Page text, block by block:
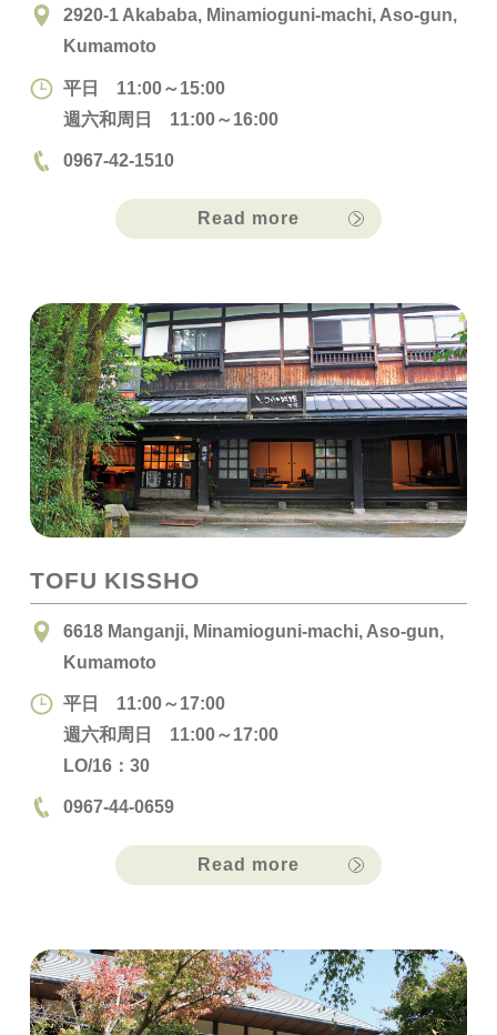
Read more
2920-1 Akababa, Minamioguni-machi, Aso-gun,
Kumamoto
平日 11:00～15:00
週六和周日 11:00～16:00
0967-42-1510
TOFU KISSHO
Read more
6618 Manganji, Minamioguni-machi, Aso-gun,
Kumamoto
平日 11:00～17:00
週六和周日 11:00～17:00
LO/16：30
0967-44-0659